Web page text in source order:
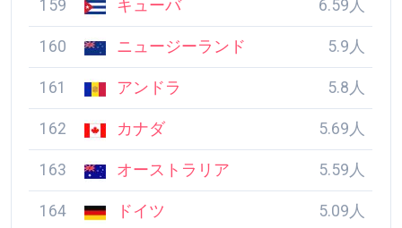
156 イギリス 7.59人
157 フランス 7.19人
158 スペイン 6.9人
159 キューバ 6.59人
160 ニュージーランド 5.9人
161 アンドラ 5.8人